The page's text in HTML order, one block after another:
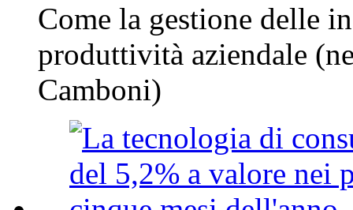
Come la gestione delle
produttività aziendale
Camboni)